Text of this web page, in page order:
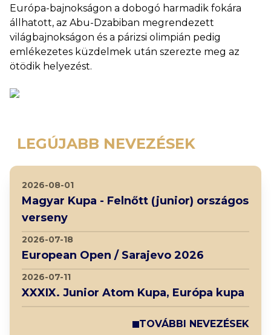
Európa-bajnokságon a dobogó harmadik fokára
állhatott, az Abu-Dzabiban megrendezett
világbajnokságon és a párizsi olimpián pedig
emlékezetes küzdelmek után szerezte meg az
ötödik helyezést.
LEGÚJABB NEVEZÉSEK
2026-08-01
Magyar Kupa - Felnőtt (junior) országos
verseny
2026-07-18
European Open / Sarajevo 2026
2026-07-11
XXXIX. Junior Atom Kupa, Európa kupa
TOVÁBBI NEVEZÉSEK